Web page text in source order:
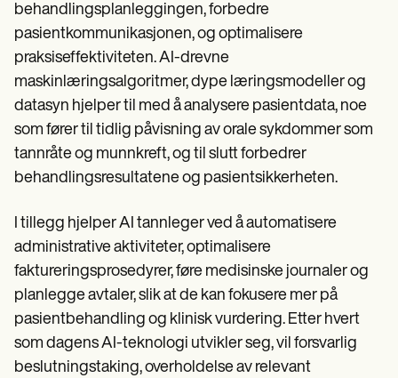
behandlingsplanleggingen, forbedre
pasientkommunikasjonen, og optimalisere
praksiseffektiviteten. AI-drevne
maskinlæringsalgoritmer, dype læringsmodeller og
datasyn hjelper til med å analysere pasientdata, noe
som fører til tidlig påvisning av orale sykdommer som
tannråte og munnkreft, og til slutt forbedrer
behandlingsresultatene og pasientsikkerheten.
I tillegg hjelper AI tannleger ved å automatisere
administrative aktiviteter, optimalisere
faktureringsprosedyrer, føre medisinske journaler og
planlegge avtaler, slik at de kan fokusere mer på
pasientbehandling og klinisk vurdering. Etter hvert
som dagens AI-teknologi utvikler seg, vil forsvarlig
beslutningstaking, overholdelse av relevant